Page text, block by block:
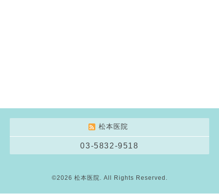
松本医院
03-5832-9518
©2026 松本医院. All Rights Reserved.